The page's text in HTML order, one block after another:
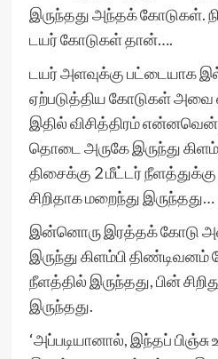
இருந்தது அந்தக் கோடுகள்.
டயர் கோடுகள் தான்….
டயர் அளவுக்கு பட்டையாக
ஏற்படுத்திய கோடுகள் அவை
இதில் விசித்திரம்
தொடை அருகே இருந்து
திசைக்கு 2 மீட்டர் நீளத்துக்கு
சிறிதாக மறைந்து இருந்தது…
இன்னொரு இரத்தக் கோடு
இருந்து கிளம்பி திண்டிவனம்
நீளத்தில் இருந்தது, பின்
இருந்தது.
‘அப்படியானால், இந்தப் பிஞ்சு